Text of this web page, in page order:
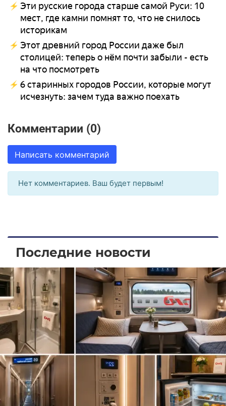
Эти русские города старше самой Руси: 10
мест, где камни помнят то, что не снилось
историкам
Этот древний город России даже был
столицей: теперь о нём почти забыли - есть
на что посмотреть
6 старинных городов России, которые могут
исчезнуть: зачем туда важно поехать
Комментарии (0)
Написать комментарий
Нет комментариев. Ваш будет первым!
Последние новости